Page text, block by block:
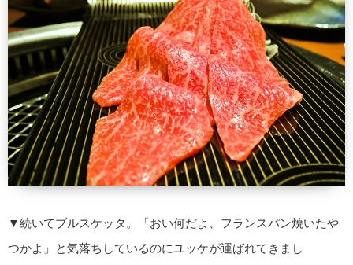
▼続いてブルスケッタ。「おい何だよ、フランスパン焼いたや
つかよ」と気落ちしているのにユッケが運ばれてきまし